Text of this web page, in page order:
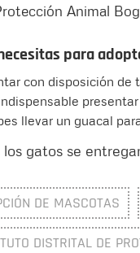
Animal
para
con disposición de
llevar un guacal
los gatos se
DE MASCOTAS
DISTRITAL DE